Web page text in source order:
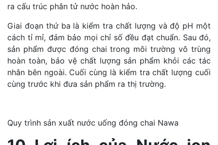
ra cấu trúc phân tử nước hoàn hảo.
Giai đoạn thứ ba là kiểm tra chất lượng và độ pH một
cách tỉ mỉ, đảm bảo mọi chỉ số đều đạt chuẩn. Sau đó,
sản phẩm được đóng chai trong môi trường vô trùng
hoàn toàn, bảo vệ chất lượng sản phẩm khỏi các tác
nhân bên ngoài. Cuối cùng là kiểm tra chất lượng cuối
cùng trước khi đưa sản phẩm ra thị trường.
Quy trình sản xuất nước uống đóng chai Nawa